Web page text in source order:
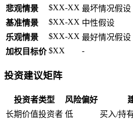
悲观情景
$XX-XX 最坏情况假设
基准情景
$XX-XX 中性假设
乐观情景
$XX-XX 最好情况假设
加权目标价 $XX -
投资建议矩阵
投资者类型 风险偏好
长期价值投资者 低 买入/持